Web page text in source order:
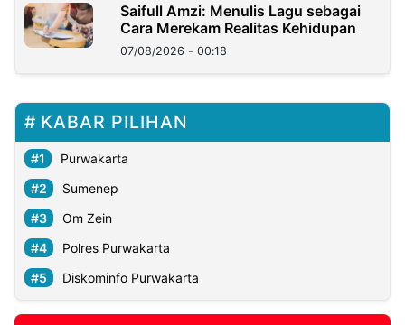
Saifull Amzi: Menulis Lagu sebagai
Cara Merekam Realitas Kehidupan
07/08/2026 - 00:18
KABAR PILIHAN
Purwakarta
Sumenep
Om Zein
Polres Purwakarta
Diskominfo Purwakarta